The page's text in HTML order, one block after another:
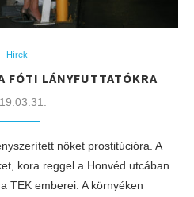
Hírek
FÓTI LÁNYFUTTATÓKRA
nőket prostitúcióra. A
kora reggel a Honvéd utcában
TEK emberei. A környéken